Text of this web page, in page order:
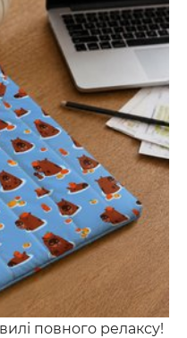
повного релаксу!